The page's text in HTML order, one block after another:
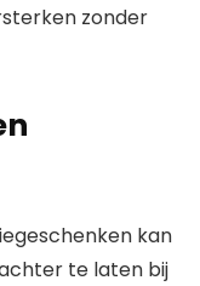
zonder
kan
te laten bij